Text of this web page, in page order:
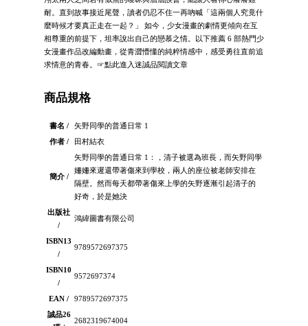
耐。直到故事接近尾聲，讀者仍忍不住一再吶喊「這兩個人究竟什
麼時候才要真正走在一起？」 如今，少女漫畫的劇情更傾向在互
相尊重的前提下，坦率說出自己的戀慕之情。以下推薦 6 部熱門少
女漫畫作品改編動畫，從青澀懵懂的純粹情感中，感受勇往直前追
求情意的青春。☞點此進入迷誠品閱讀文章
商品規格
書名 /
矢野同學的普通日常 1
作者 /
田村結衣
簡介 /
矢野同學的普通日常 1：，清子被選為班長，而矢野同學
姍姍來遲還帶著傷來到學校，兩人的座位被老師安排在
隔壁。然而每天都帶著傷來上學的矢野逐漸引起清子的
好奇，於是她決
出版社
/
鴻緯圖書有限公司
ISBN13
/
9789572697375
ISBN10
/
9572697374
EAN /
9789572697375
誠品26
2682319674004